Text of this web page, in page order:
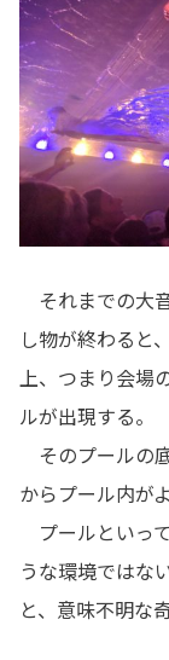
それまでの大
し物が終わると
上、つまり会場
ルが出現する。
そのプールの
からプール内が
プールといっ
うな環境ではな
と、意味不明な